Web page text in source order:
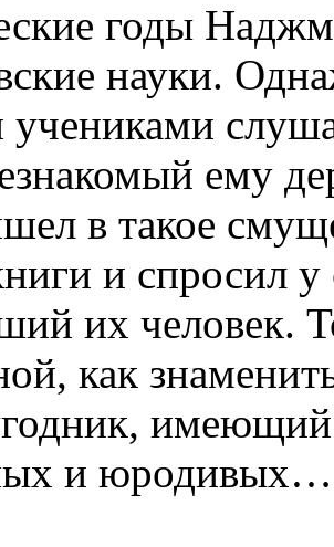
годы
науки.
ему
в такое
и спросил у
их человек.
как
и юродивых…